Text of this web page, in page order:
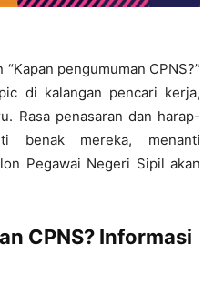
pengumuman CPNS?”
di kalangan pencari kerja,
Rasa penasaran dan harap-
benak mereka, menanti
Pegawai Negeri Sipil akan
CPNS? Informasi